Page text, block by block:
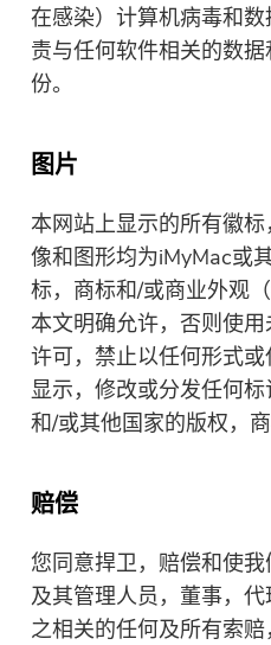
线上
免费照片压缩机
免费的PDF压缩器
在感染）计算机病毒和
责与任何软件相关的数
份。
图片
本网站上显示的所有徽
像和图形均为iMyMac或
标，商标和/或商业外观
本文明确允许，否则使
许可，禁止以任何形式或
显示，修改或分发任何
和/或其他国家的版权，
赔偿
您同意捍卫，赔偿和使
及其管理人员，董事，
之相关的任何及所有索赔